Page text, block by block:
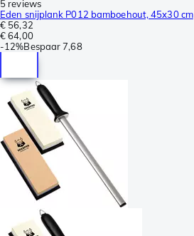
5 reviews
Eden snijplank P012 bamboehout, 45x30 cm
€ 56,32
€ 64,00
-12%Bespaar 7,68